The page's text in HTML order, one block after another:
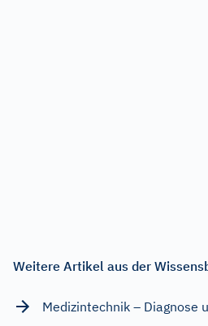
Weitere Artikel aus der
Medizintechnik – Diagnose